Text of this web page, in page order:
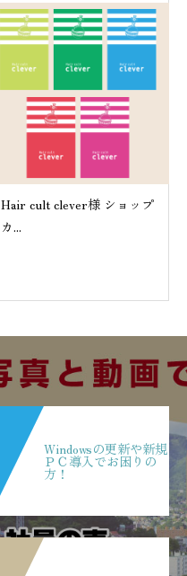
Hair cult clever様 ショップ
カ...
Windowsの更新や新規
ＰＣ導入でお困りの
方！